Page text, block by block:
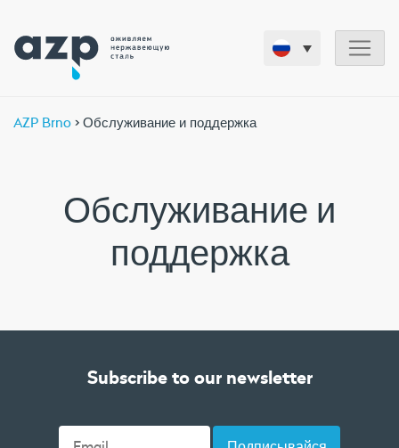
AZP Brno > Обслуживание и поддержка
Обслуживание и
поддержка
Subscribe to our newsletter